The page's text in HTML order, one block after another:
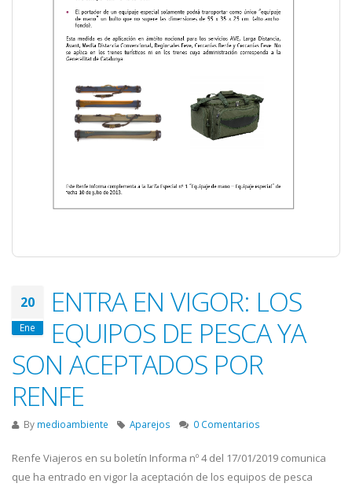
20
Ene
ENTRA EN VIGOR: LOS
EQUIPOS DE PESCA YA
SON ACEPTADOS POR
RENFE
By medioambiente Aparejos 0 Comentarios
Renfe Viajeros en su boletín Informa nº 4 del 17/01/2019 comunica
que ha entrado en vigor la aceptación de los equipos de pesca